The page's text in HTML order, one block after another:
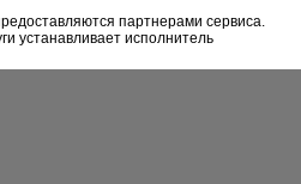
партнерами сервиса.
устанавливает исполнитель